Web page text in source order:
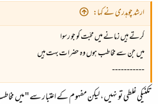
ارشد چوہدری نے کہا:
کرتے ہیں زمانے میں محبّت کو جو رسوا
میں جن سے مخاطب ہوں وہ حضرات بہت ہیں
-----------
تکنیکی غلطی تو نہیں، لیکن مفہوم کے اعتبار سے "میں